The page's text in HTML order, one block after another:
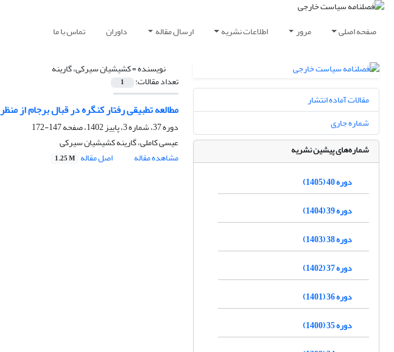
صفحه اصلی مرور اطلاعات نشریه ارسال مقاله داوران تماس با ما
نویسنده =کشیشیان سیرکی، گارینه
تعداد مقالات: 1
مطالعه تطبیقی رفتار کنگره در قبال برجام از
دوره 37، شماره 3، پاییز 1402، صفحه
147-172
عیسی کاملی، گارینه کشیشیان سیرکی
مشاهده مقاله
اصل مقاله 1.25 M
مقالات آماده انتشار
شماره جاری
شماره‌های پیشین نشریه
دوره 40 (1405)
دوره 39 (1404)
دوره 38 (1403)
دوره 37 (1402)
دوره 36 (1401)
دوره 35 (1400)